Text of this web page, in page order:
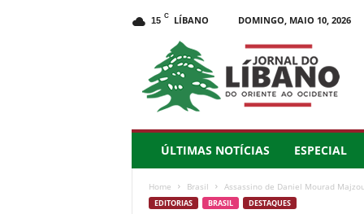
15 C LÍBANO DOMINGO, MAIO 10, 2026
ÚLTIMAS NOTÍCIAS ESPECIAL
Home Brasil Assassino de Daniel Mourad
EDITORIAS BRASIL DESTAQUES